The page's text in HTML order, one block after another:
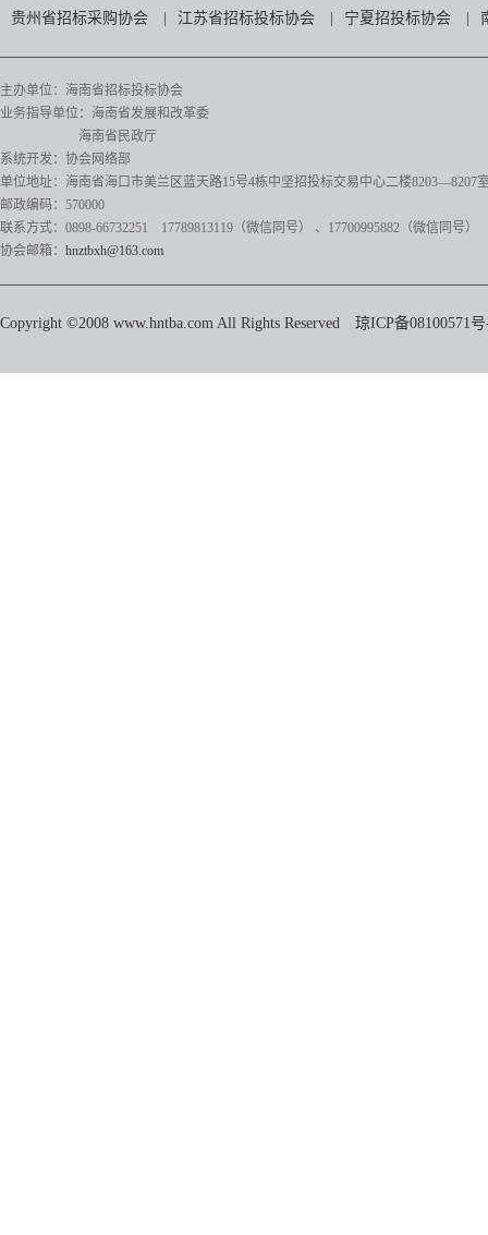
贵州省招标采购协会
江苏省招标投标协会 宁夏招投标协会
主办单位：海南省招标投标协会
业务指导单位：海南省发展和改革委
海南省民政厅
系统开发：协会网络部
单位地址：海南省海口市美兰区蓝天路15号4栋中坚招投标交易中心二楼8203—8207
邮政编码：570000
联系方式：0898-66732251 17789813119（微信同号）
、17700995882 （微信同号）
协会邮箱： hnztbxh@163.com
Copyright ©2008 www.hntba.com All Rights Reserved 琼ICP备08100571